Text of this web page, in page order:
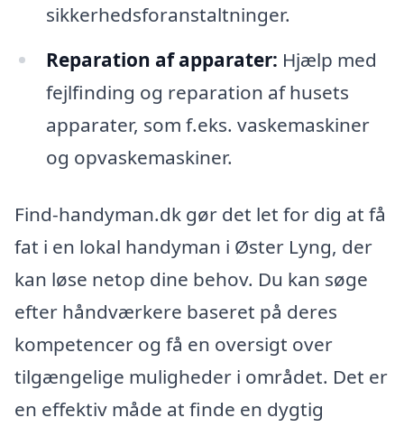
sikkerhedsforanstaltninger.
Reparation af apparater: Hjælp med
fejlfinding og reparation af husets
apparater, som f.eks. vaskemaskiner
og opvaskemaskiner.
Find-handyman.dk gør det let for dig at få
fat i en lokal handyman i Øster Lyng, der
kan løse netop dine behov. Du kan søge
efter håndværkere baseret på deres
kompetencer og få en oversigt over
tilgængelige muligheder i området. Det er
en effektiv måde at finde en dygtig